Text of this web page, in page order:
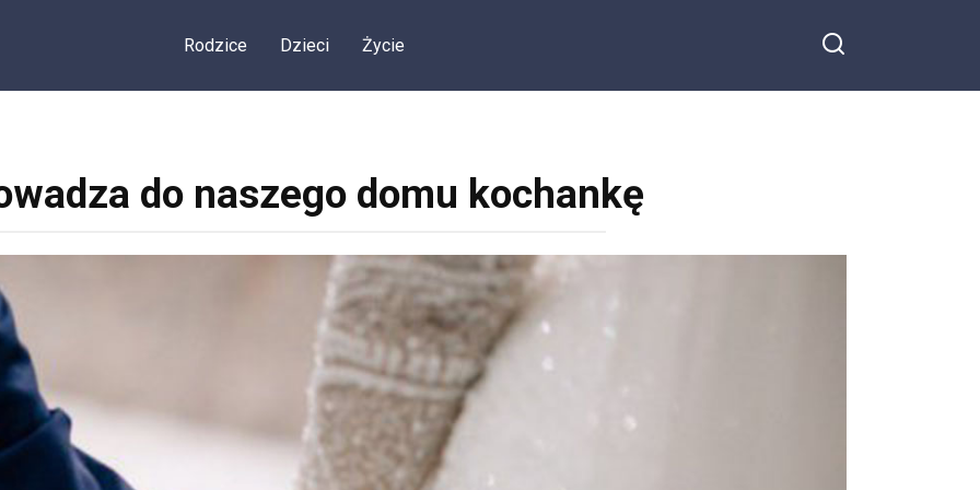
Rodzice Dzieci Życie
do naszego domu kochankę